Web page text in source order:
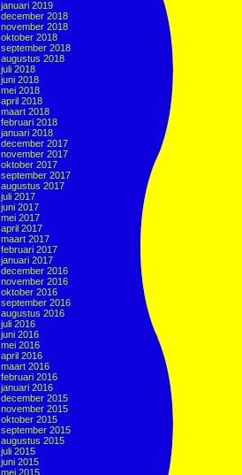
januari 2019
december 2018
november 2018
oktober 2018
september 2018
augustus 2018
juli 2018
juni 2018
mei 2018
april 2018
maart 2018
februari 2018
januari 2018
december 2017
november 2017
oktober 2017
september 2017
augustus 2017
juli 2017
juni 2017
mei 2017
april 2017
maart 2017
februari 2017
januari 2017
december 2016
november 2016
oktober 2016
september 2016
augustus 2016
juli 2016
juni 2016
mei 2016
april 2016
maart 2016
februari 2016
januari 2016
december 2015
november 2015
oktober 2015
september 2015
augustus 2015
juli 2015
juni 2015
mei 2015